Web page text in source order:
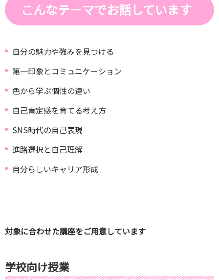
こんなテーマでお話しています
自分の魅力や強みを見つける
第一印象とコミュニケーション
色から学ぶ個性の違い
自己肯定感を育てる考え方
SNS時代の自己表現
進路選択と自己理解
自分らしいキャリア形成
対象に合わせた講座をご用意しています
学校向け授業